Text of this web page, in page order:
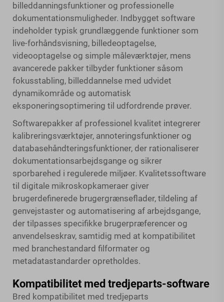
billeddanningsfunktioner og professionelle
dokumentationsmuligheder. Indbygget software
indeholder typisk grundlæggende funktioner som
live-forhåndsvisning, billedeoptagelse,
videooptagelse og simple måleværktøjer, mens
avancerede pakker tilbyder funktioner såsom
fokusstabling, billeddannelse med udvidet
dynamikområde og automatisk
eksponeringsoptimering til udfordrende prøver.
Softwarepakker af professionel kvalitet integrerer
kalibreringsværktøjer, annoteringsfunktioner og
databasehåndteringsfunktioner, der rationaliserer
dokumentationsarbejdsgange og sikrer
sporbarehed i regulerede miljøer. Kvalitetssoftware
til digitale mikroskopkameraer giver
brugerdefinerede brugergrænseflader, tildeling af
genvejstaster og automatisering af arbejdsgange,
der tilpasses specifikke brugerpræferencer og
anvendelseskrav, samtidig med at kompatibilitet
med branchestandard filformater og
metadatastandarder opretholdes.
Kompatibilitet med tredjeparts-software
Bred kompatibilitet med tredjeparts